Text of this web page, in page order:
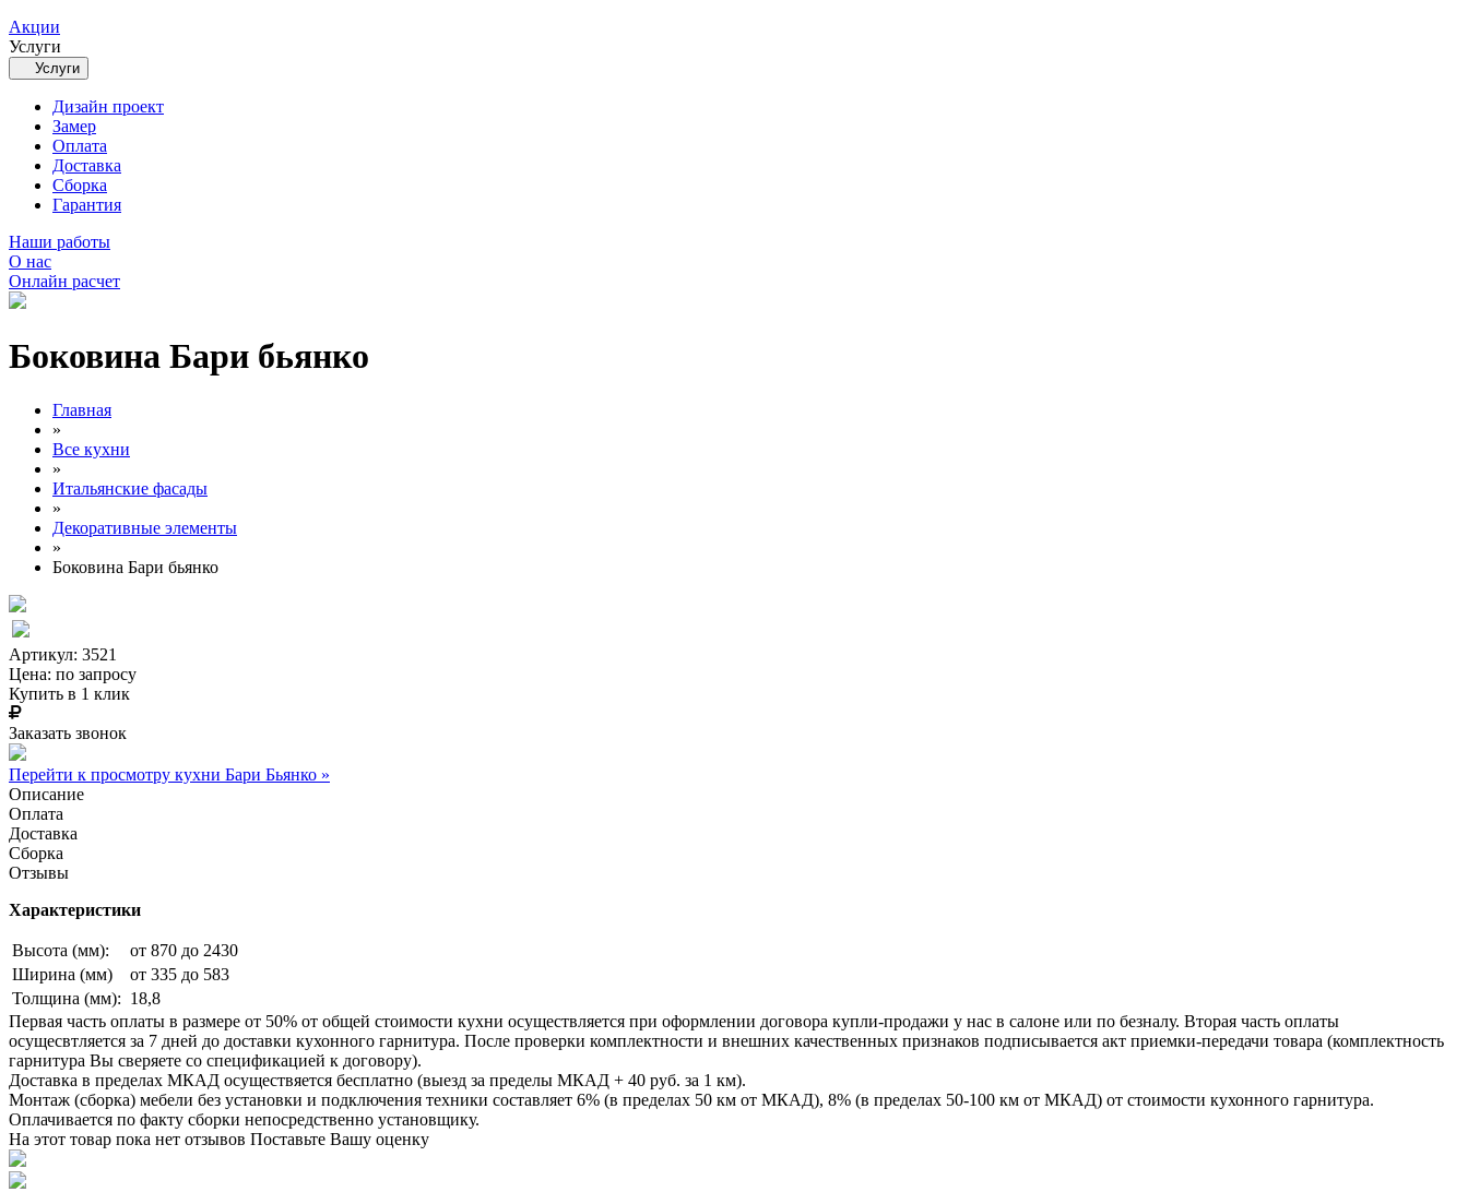
Акции
Услуги
Услуги
Дизайн проект
Замер
Оплата
Доставка
Сборка
Гарантия
Наши работы
О нас
Онлайн расчет
Боковина Бари бьянко
Главная
»
Все кухни
»
Итальянские фасады
»
Декоративные элементы
»
Боковина Бари бьянко
Артикул: 3521
Цена: по запросу
Купить в 1 клик
Заказать звонок
Перейти к просмотру кухни Бари Бьянко »
Описание
Оплата
Доставка
Сборка
Отзывы
Характеристики
Высота (мм):
от 870 до 2430
Ширина (мм)
от 335 до 583
Толщина (мм): 18,8
Первая часть оплаты в размере от 50% от общей стоимости кухни осуществляется при оформлении договора купли-продажи у нас в салоне или по безналу. Вторая часть оплаты
осущесвтляется за 7 дней до доставки кухонного гарнитура. После проверки комплектности и внешних качественных признаков подписывается акт приемки-передачи товара (комплектность
гарнитура Вы сверяете со спецификацией к договору).
Доставка в пределах МКАД осуществяется бесплатно (выезд за пределы МКАД + 40 руб. за 1 км).
Монтаж (сборка) мебели без установки и подключения техники составляет 6% (в пределах 50 км от МКАД), 8% (в пределах 50-100 км от МКАД) от стоимости кухонного гарнитура.
Оплачивается по факту сборки непосредственно установщику.
На этот товар пока нет отзывов Поставьте Вашу оценку